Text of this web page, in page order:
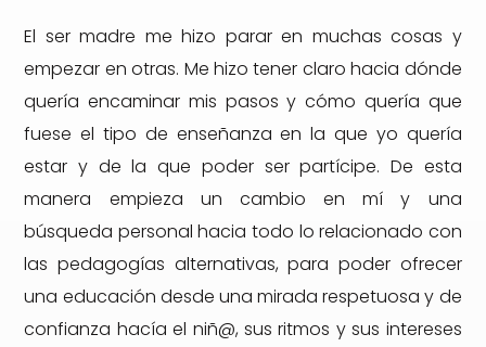
El ser madre me hizo parar en muchas cosas y
empezar en otras. Me hizo tener claro hacia dónde
quería encaminar mis pasos y cómo quería que
fuese el tipo de enseñanza en la que yo quería
estar y de la que poder ser partícipe. De esta
manera empieza un cambio en mí y una
búsqueda personal hacia todo lo relacionado con
las pedagogías alternativas, para poder ofrecer
una educación desde una mirada respetuosa y de
confianza hacía el niñ@, sus ritmos y sus intereses